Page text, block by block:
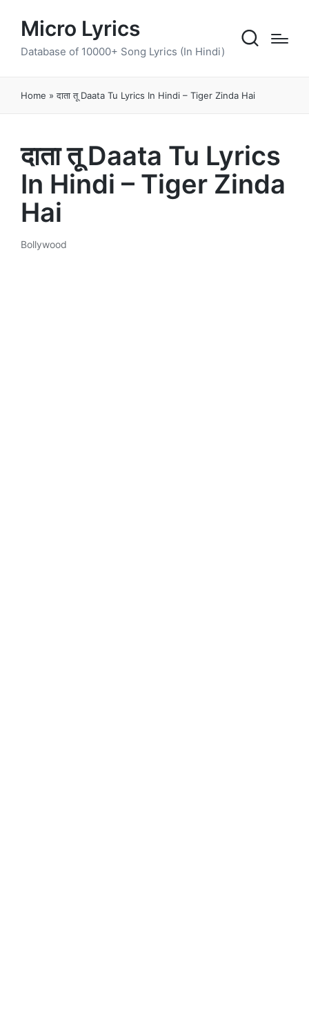
Micro Lyrics
Database of 10000+ Song Lyrics (In Hindi)
Home »दाता तू Daata Tu Lyrics In Hindi – Tiger Zinda Hai
दाता तू Daata Tu Lyrics
In Hindi – Tiger Zinda
Hai
Posted
Bollywood